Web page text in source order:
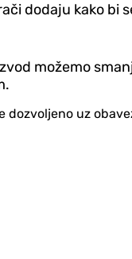
dodaju kako bi
možemo
uz